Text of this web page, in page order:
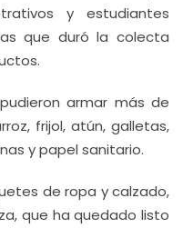
y estudiantes
que duró la colecta
armar más de
frijol, atún, galletas,
y papel sanitario.
de ropa y calzado,
que ha quedado listo